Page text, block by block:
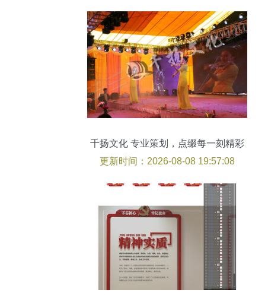
千扬文化 专业策划，点缀每一刻精彩
更新时间：2026-08-08 19:57:08